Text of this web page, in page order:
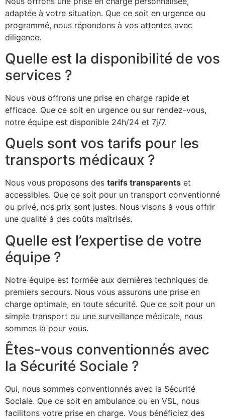
adaptée à votre situation. Que ce soit en urgence ou
programmé, nous répondons à vos attentes avec
diligence.
Quelle est la disponibilité de vos
services ?
Nous vous offrons une prise en charge rapide et
efficace. Que ce soit en urgence ou sur rendez-vous,
notre équipe est disponible 24h/24 et 7j/7.
Quels sont vos tarifs pour les
transports médicaux ?
Nous vous proposons des tarifs transparents et
accessibles. Que ce soit pour un transport conventionné
ou privé, nos prix sont justes. Nous visons à vous offrir
une qualité à des coûts maîtrisés.
Quelle est l’expertise de votre
équipe ?
Notre équipe est formée aux dernières techniques de
premiers secours. Nous vous assurons une prise en
charge optimale, en toute sécurité. Que ce soit pour un
simple transport ou une surveillance médicale, nous
sommes là pour vous.
Êtes-vous conventionnés avec
la Sécurité Sociale ?
Oui, nous sommes conventionnés avec la Sécurité
Sociale. Que ce soit en ambulance ou en VSL, nous
facilitons votre prise en charge. Vous bénéficiez des